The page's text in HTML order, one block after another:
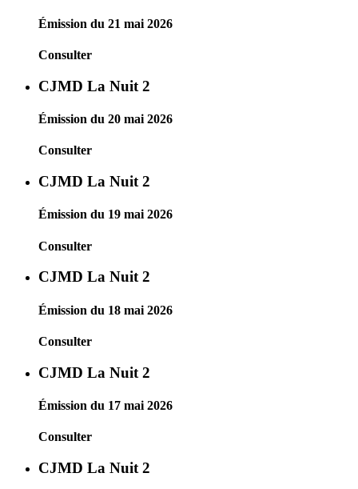
Émission du 21 mai 2026
Consulter
CJMD La Nuit 2
Émission du 20 mai 2026
Consulter
CJMD La Nuit 2
Émission du 19 mai 2026
Consulter
CJMD La Nuit 2
Émission du 18 mai 2026
Consulter
CJMD La Nuit 2
Émission du 17 mai 2026
Consulter
CJMD La Nuit 2